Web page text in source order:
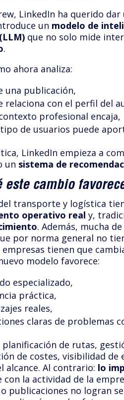
LinkedIn ha querido
un modelo de
que no solo mide
.
ahora analiza:
una publicación,
relaciona con el perfil del
profesional encaja,
de usuarios puede
LinkedIn empieza a
un sistema de
este cambio
transporte y logística
operativo real y,
. Además, mucha
por norma general no
empresas tienen que
modelo favorece:
especializado,
práctica,
reales,
claras de problemas
planificación de rutas,
de costes, visibilidad de
alcance. Al contrario: lo
con la actividad de la
o publicaciones no logran